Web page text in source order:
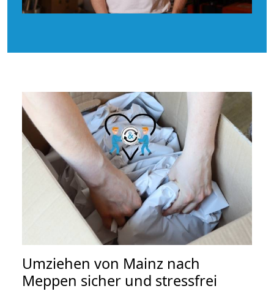
Umziehen von Mainz nach
Meppen sicher und stressfrei